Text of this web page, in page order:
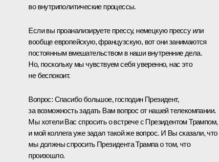
во внутриполитические процессы.
Если вы проанализируете прессу, немецкую прессу или
вообще европейскую, французскую, вот они занимаются
постоянным вмешательством в наши внутренние дела.
Но, поскольку мы чувствуем себя уверенно, нас это
не беспокоит.
Вопрос: Спасибо большое, господин Президент,
за возможность задать Вам вопрос от нашей телекомпании.
Мы хотели Вас спросить о встрече с Президентом Трампом,
и мой коллега уже задал такой же вопрос. И Вы сказали, что
мы должны спросить Президента Трампа о том, что
произошло.